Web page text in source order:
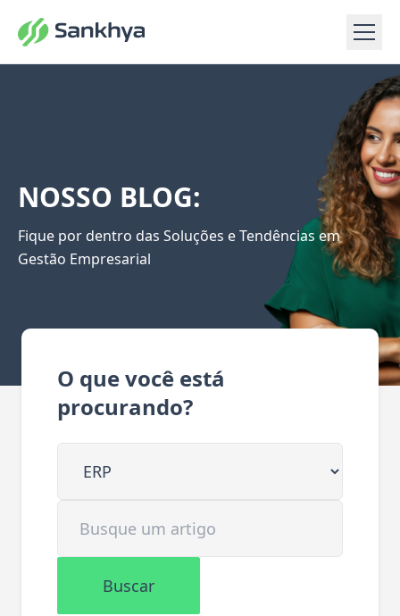
NOSSO BLOG:
Fique por dentro das Soluções e Tendências em
Gestão Empresarial
O que você está
procurando?
Buscar